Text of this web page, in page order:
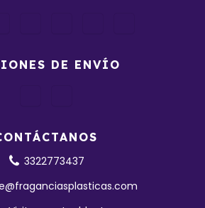
DE ENVÍO
3322773437